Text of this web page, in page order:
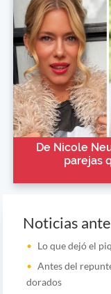
De Nicole
parejas
Noticias
Lo que dejó el
Antes del
dorados